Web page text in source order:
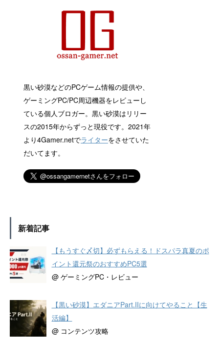
黒い砂漠などのPCゲーム情報の提供や、
ゲーミングPC/PC周辺機器をレビューし
ている個人ブロガー。黒い砂漠はリリー
スの2015年からずっと現役です。2021年
より4Gamer.netでライターをさせていた
だいてます。
新着記事
【もうすぐ〆切】必ずもらえる！ドスパラ真夏のポ
イント還元祭のおすすめPC5選
@ ゲーミングPC・レビュー
【黒い砂漠】エダニアPart.IIに向けてやること【生
活編】
@ コンテンツ攻略